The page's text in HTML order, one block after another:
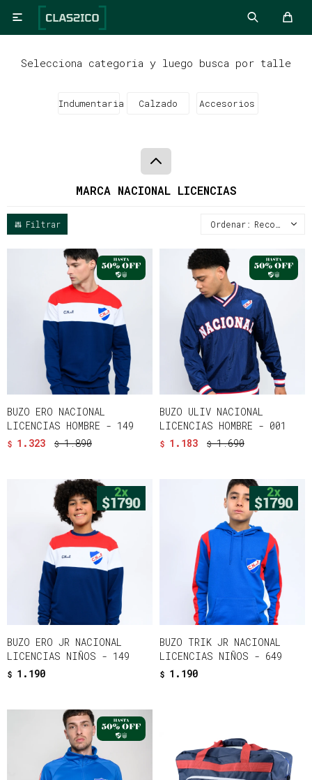

Selecciona categoria y luego busca por talle
Indumentaria Calzado Accesorios
MARCA NACIONAL LICENCIAS
Recomendados
BUZO ERO NACIONAL
LICENCIAS HOMBRE - 149
$ 1.323 $ 1.890
BUZO ULIV NACIONAL
LICENCIAS HOMBRE - 001
$ 1.183 $ 1.690
BUZO ERO JR NACIONAL
LICENCIAS NIÑOS - 149
$ 1.190
BUZO TRIK JR NACIONAL
LICENCIAS NIÑOS - 649
$ 1.190